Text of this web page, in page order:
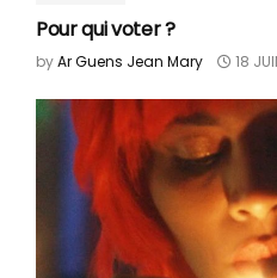
Pour qui voter ?
byAr Guens Jean Mary 18